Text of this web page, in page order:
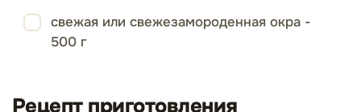
свежая или свежезамороденная окра -
500 г
Рецепт приготовления